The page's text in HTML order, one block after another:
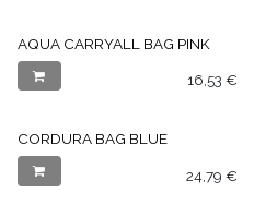
AQUA CARRYALL BAG PINK
16,53 €
CORDURA BAG BLUE
24,79 €